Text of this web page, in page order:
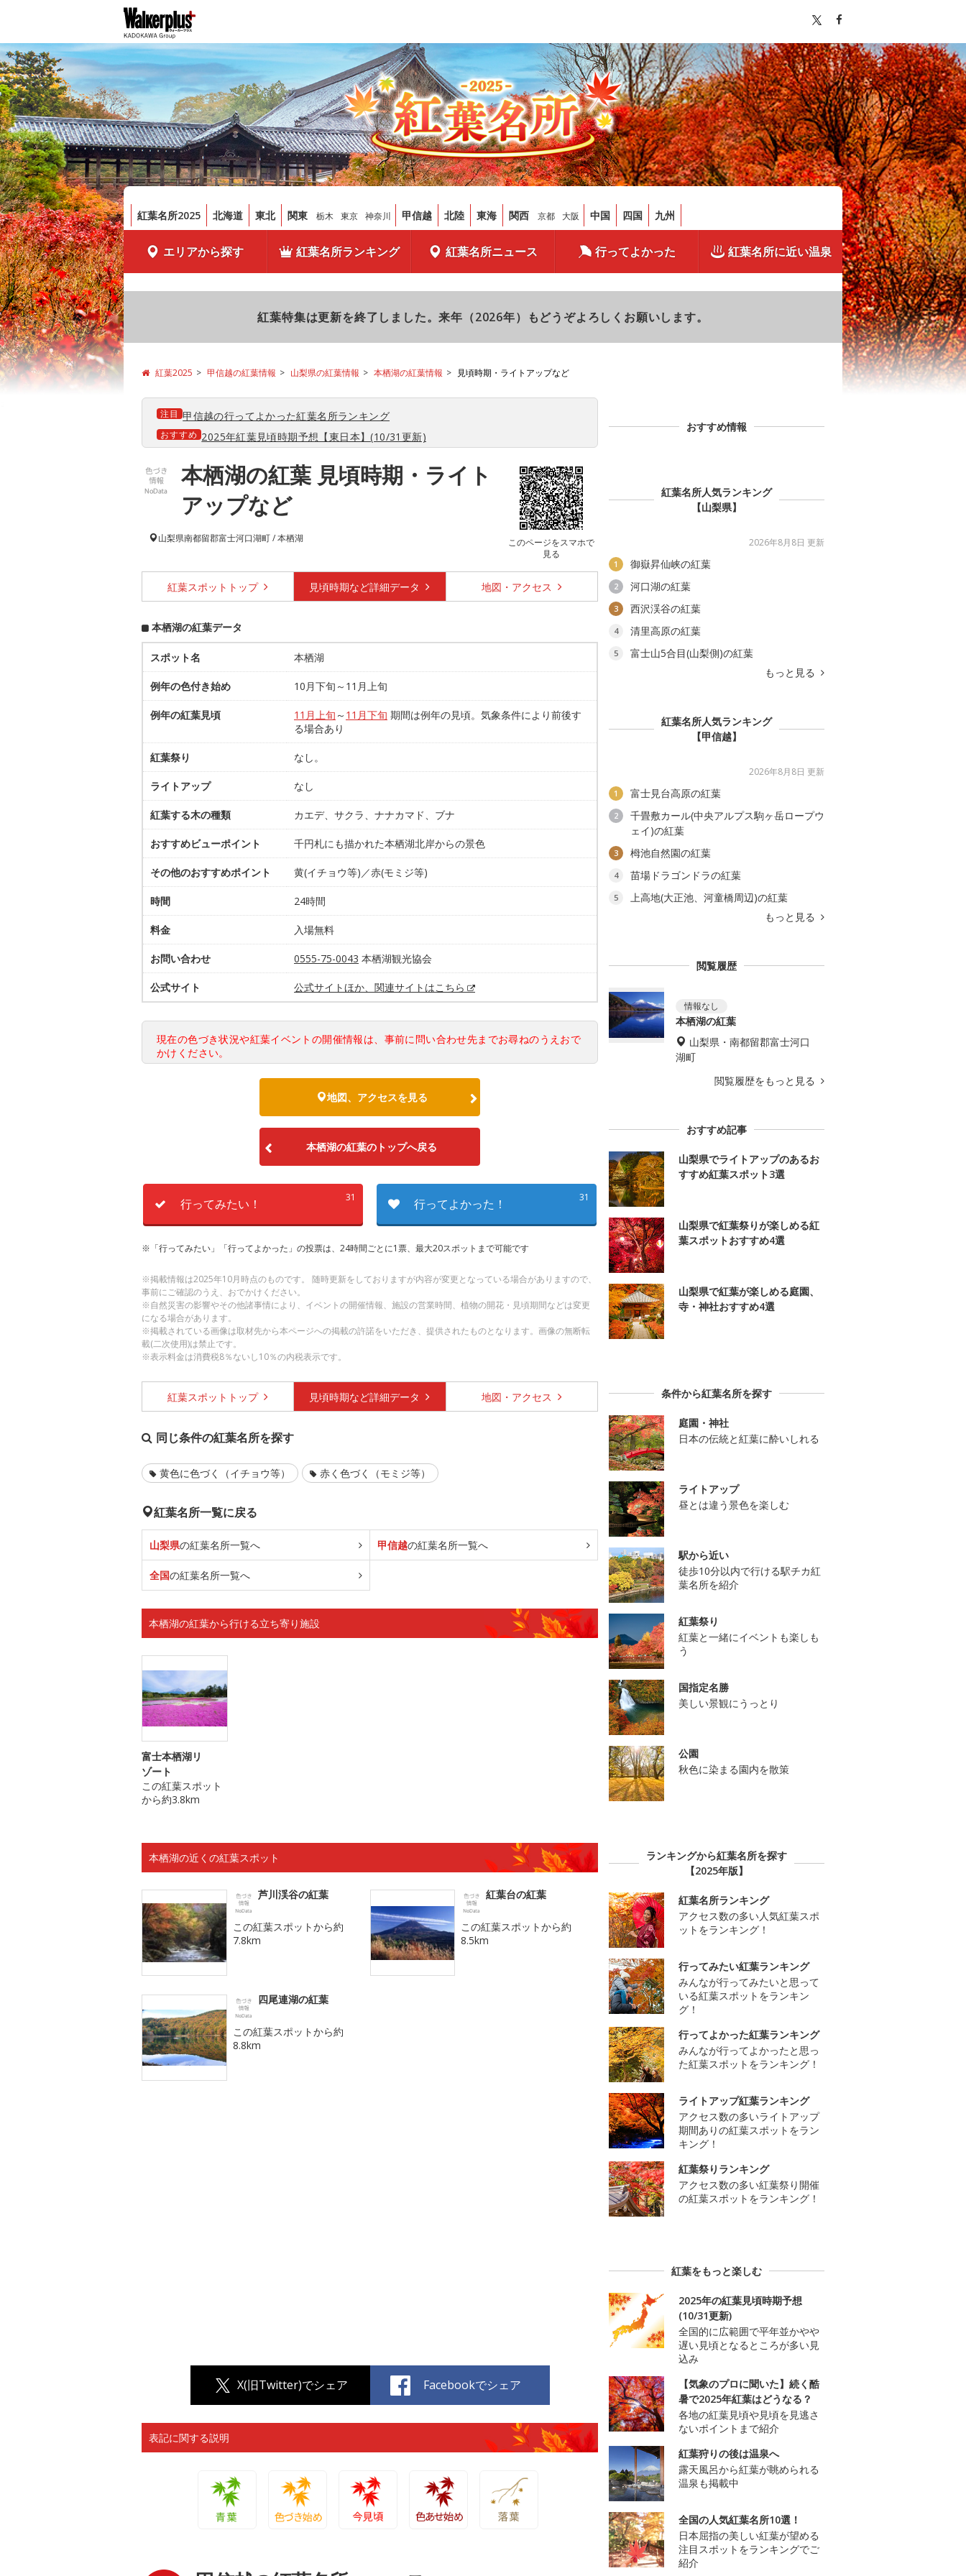
紅葉名所2025 北海道 東北 関東 栃木 東京 神奈川 甲信越 北陸 東海 関西 京都 大阪 中国 四国 九州
エリアから探す 紅葉名所ランキング 紅葉名所ニュース 行ってよかった 紅葉名所に近い温泉
紅葉特集は更新を終了しました。来年（2026年）もどうぞよろしくお願いします。
紅葉2025 甲信越の紅葉情報 山梨県の紅葉情報 本栖湖の紅葉情報 見頃時期・ライトアップなど
注目 甲信越の行ってよかった紅葉名所ランキング
おすすめ 2025年紅葉見頃時期予想【東日本】(10/31更新)
本栖湖の紅葉 見頃時期・ライト
アップなど
山梨県南都留郡富士河口湖町 / 本栖湖
このページをスマホで
見る
紅葉スポット トップ 見頃時期など詳細データ 地図・ アクセス
本栖湖の紅葉データ
スポット名 本栖湖
例年の色付き始め 10月下旬～11月上旬
例年の紅葉見頃 11月上旬 ～ 11月下旬 期間は例年の見頃。気象条件により前後す
る場合あり
紅葉祭り なし。
ライトアップ なし
紅葉する木の種類 カエデ、サクラ、ナナカマド、ブナ
おすすめビューポイント 千円札にも描かれた本栖湖北岸からの景色
その他のおすすめポイント 黄(イチョウ等)／赤(モミジ等)
時間 24時間
料金 入場無料
お問い合わせ 0555-75-0043 本栖湖観光協会
公式サイト 公式サイトほか、関連サイトはこちら
現在の色づき状況や紅葉イベントの開催情報は、事前に問い合わせ先までお尋ねのうえおで
かけください。
地図、アクセスを見る
本栖湖の紅葉のトップへ戻る
31
行ってみたい！ 31
行ってよかった！
※「行ってみたい」「行ってよかった」の投票は、24時間ごとに1票、最大20スポットまで可能です
※掲載情報は2025年10月時点のものです。 随時更新をしておりますが内容が変更となっている場合がありますので、
事前にご確認のうえ、おでかけください。
※自然災害の影響やその他諸事情により、イベントの開催情報、施設の営業時間、植物の開花・見頃期間などは変更
になる場合があります。
※掲載されている画像は取材先から本ページへの掲載の許諾をいただき、提供されたものとなります。画像の無断転
載(二次使用)は禁止です。
※表示料金は消費税8％ないし10％の内税表示です。
紅葉スポット トップ 見頃時期など詳細データ 地図・ アクセス
同じ条件の紅葉名所を探す
黄色に色づく（イチョウ等） 赤く色づく（モミジ等）
紅葉名所一覧に戻る
山梨県の紅葉名所一覧へ 甲信越の紅葉名所一覧へ
全国の紅葉名所一覧へ
本栖湖の紅葉から行ける立ち寄り施設
富士本栖湖リ
ゾート
この紅葉スポット
から約3.8km
本栖湖の近くの紅葉スポット
芦川渓谷の紅葉
この紅葉スポットから約
7.8km
紅葉台の紅葉
この紅葉スポットから約
8.5km
四尾連湖の紅葉
この紅葉スポットから約
8.8km
X(旧Twitter)でシェア Facebookでシェア
表記に関する説明
おすすめ情報
紅葉名所人気ランキング
【山梨県】
2026年8月8日 更新
1 御嶽昇仙峡の紅葉
2 河口湖の紅葉
3 西沢渓谷の紅葉
4 清里高原の紅葉
5
富士山5合目(山梨側)の紅葉
もっと見る
紅葉名所人気ランキング
【甲信越】
2026年8月8日 更新
1 富士見台高原の紅葉
2
千畳敷カール(中央アルプス駒ヶ岳ロープウ
ェイ)の紅葉
3 栂池自然園の紅葉
4 苗場ドラゴンドラの紅葉
5
上高地(大正池、河童橋周辺)の紅葉
もっと見る
閲覧履歴
本栖湖の紅葉
山梨県・南都留郡富士河口
湖町
閲覧履歴をもっと見る
おすすめ記事
山梨県でライトアップのあるお
すすめ紅葉スポット3選
山梨県で紅葉祭りが楽しめる紅
葉スポットおすすめ4選
山梨県で紅葉が楽しめる庭園、
寺・神社おすすめ4選
条件から紅葉名所を探す
庭園・神社
日本の伝統と紅葉に酔いしれる
ライトアップ
昼とは違う景色を楽しむ
駅から近い
徒歩10分以内で行ける駅チカ紅
葉名所を紹介
紅葉祭り
紅葉と一緒にイベントも楽しも
う
国指定名勝
美しい景観にうっとり
公園
秋色に染まる園内を散策
ランキングから紅葉名所を探す
【2025年版】
紅葉名所ランキング
アクセス数の多い人気紅葉スポ
ットをランキング！
行ってみたい紅葉ランキング
みんなが行ってみたいと思って
いる紅葉スポットをランキン
グ！
行ってよかった紅葉ランキング
みんなが行ってよかったと思っ
た紅葉スポットをランキング！
ライトアップ紅葉ランキング
アクセス数の多いライトアップ
期間ありの紅葉スポットをラン
キング！
紅葉祭りランキング
アクセス数の多い紅葉祭り開催
の紅葉スポットをランキング！
紅葉をもっと楽しむ
2025年の紅葉見頃時期予想
(10/31更新)
全国的に広範囲で平年並かやや
遅い見頃となるところが多い見
込み
【気象のプロに聞いた】続く酷
暑で2025年紅葉はどうなる？
各地の紅葉見頃や見頃を見逃さ
ないポイントまで紹介
紅葉狩りの後は温泉へ
露天風呂から紅葉が眺められる
温泉も掲載中
全国の人気紅葉名所10選！
日本屈指の美しい紅葉が望める
注目スポットをランキングでご
紹介